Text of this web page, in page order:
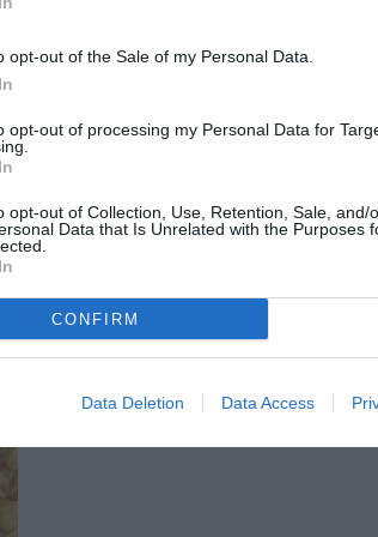
opt-out of the Sale of my Personal Data.
opt-out of processing my Personal Data for
opt-out of Collection, Use, Retention, Sale, and/
Data that Is Unrelated with the Purposes
CONFIRM
Data Deletion Data Access
ΓΑΛΑΖΙΑ ΣΗΜΑΙΑ Αϊ-Λαγούδης